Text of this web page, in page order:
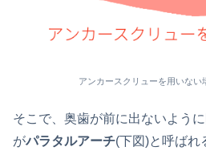
アンカースクリューを用いない
そこで、奥歯が前に出ないよう
がパラタルアーチ(下図)と呼ばれ